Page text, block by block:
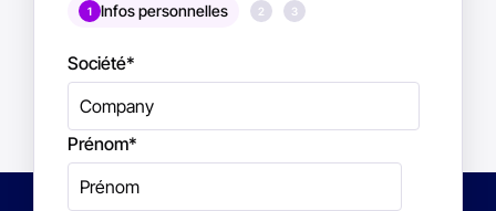
1 Infos personnelles 2 3
Société*
Prénom*